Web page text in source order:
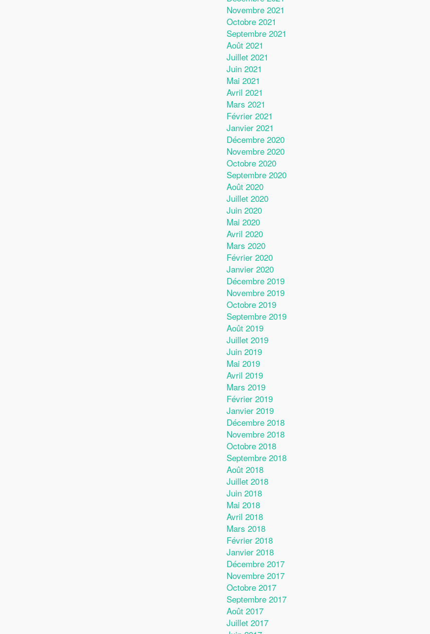
Novembre 2021
Octobre 2021
Septembre 2021
Août 2021
Juillet 2021
Juin 2021
Mai 2021
Avril 2021
Mars 2021
Février 2021
Janvier 2021
Décembre 2020
Novembre 2020
Octobre 2020
Septembre 2020
Août 2020
Juillet 2020
Juin 2020
Mai 2020
Avril 2020
Mars 2020
Février 2020
Janvier 2020
Décembre 2019
Novembre 2019
Octobre 2019
Septembre 2019
Août 2019
Juillet 2019
Juin 2019
Mai 2019
Avril 2019
Mars 2019
Février 2019
Janvier 2019
Décembre 2018
Novembre 2018
Octobre 2018
Septembre 2018
Août 2018
Juillet 2018
Juin 2018
Mai 2018
Avril 2018
Mars 2018
Février 2018
Janvier 2018
Décembre 2017
Novembre 2017
Octobre 2017
Septembre 2017
Août 2017
Juillet 2017